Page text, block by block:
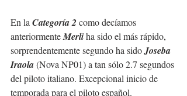
En la Categoría 2 como decíamos
anteriormente Merli ha sido el más rápido,
sorprendentemente segundo ha sido Joseba
Iraola (Nova NP01) a tan sólo 2.7 segundos
del piloto italiano. Excepcional inicio de
temporada para el piloto español.